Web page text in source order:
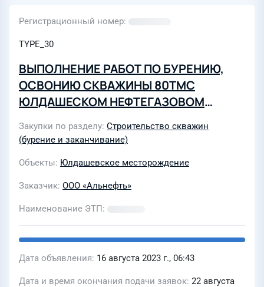
Регистрационный номер
TYPE_30
ВЫПОЛНЕНИЕ РАБОТ ПО БУРЕНИЮ,
ОСВОНИЮ СКВАЖИНЫ 80ТМС
ЮЛДАШЕСКОМ НЕФТЕГАЗОВОМ
Закупки по разделу Строительство скважин
(бурение и заканчивание)
Объекты Юлдашевское месторождение
Заказчик ООО «Альнефть»
Наименование ЭТП
Дата объявления 16 августа 2023 г., 06:43
Дата и время окончания подачи заявок 22 августа